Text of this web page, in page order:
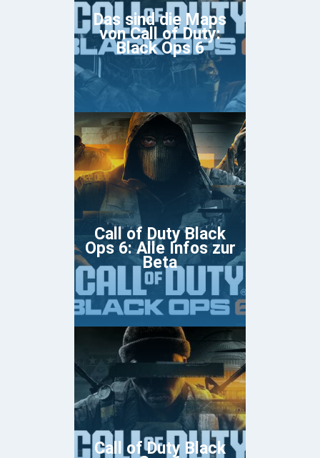
Das sind die Maps
von Call of Duty:
Black Ops 6
Call of Duty Black
Ops 6: Alle Infos zur
Beta
Call of Duty Black